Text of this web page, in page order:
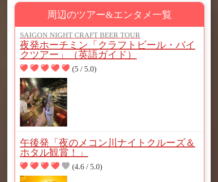
周辺のツアー&エンタメ一覧
SAIGON NIGHT CRAFT BEER TOUR
夜発ホーチミン「クラフトビール・バイ
クツアー」（英語ガイド）
(5 / 5.0)
午後発「夜のメコン川ナイトクルーズ＆
ホタル観賞！」
(4.6 / 5.0)